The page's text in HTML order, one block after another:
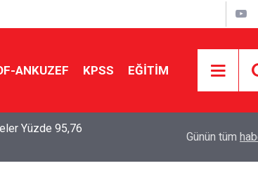
ANKUZEF KPSS EĞİTİM
Yüzde 95,76
Tercihine Yerleşti
Günün tüm